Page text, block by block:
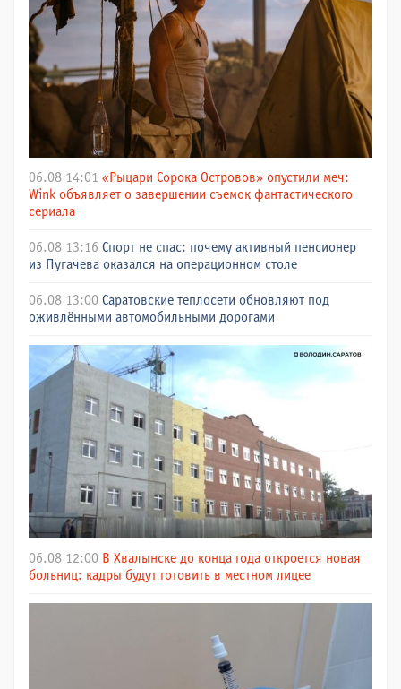
06.08 14:01 «Рыцари Сорока Островов» опустили меч:
Wink объявляет о завершении съемок фантастического
сериала
06.08 13:16 Спорт не спас: почему активный пенсионер
из Пугачева оказался на операционном столе
06.08 13:00 Саратовские теплосети обновляют под
оживлёнными автомобильными дорогами
06.08 12:00 В Хвалынске до конца года откроется новая
больниц: кадры будут готовить в местном лицее